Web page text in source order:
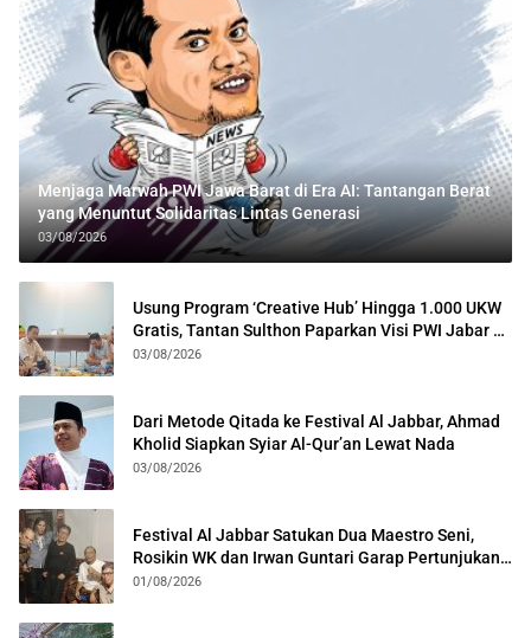
Menjaga Marwah PWI Jawa Barat di Era AI: Tantangan Berat
yang Menuntut Solidaritas Lintas Generasi
03/08/2026
Usung Program ‘Creative Hub’ Hingga 1.000 UKW
Gratis, Tantan Sulthon Paparkan Visi PWI Jabar di
Kota Bogor
03/08/2026
Dari Metode Qitada ke Festival Al Jabbar, Ahmad
Kholid Siapkan Syiar Al-Qur’an Lewat Nada
03/08/2026
Festival Al Jabbar Satukan Dua Maestro Seni,
Rosikin WK dan Irwan Guntari Garap Pertunjukan
Kolosal
01/08/2026